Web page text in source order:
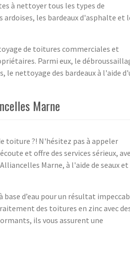
à nettoyer tous les types de
les bardeaux d'asphalte et
de toitures commerciales et
Parmi eux, le
le nettoyage des bardeaux à l'aide
Marne
toiture ?! N'hésitez pas à appeler
et offre des services sérieux,
Marne, à l'aide de seaux et
d’eau pour un résultat
des toitures en zinc avec
ils vous assurent une